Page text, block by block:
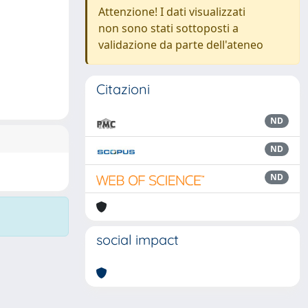
Attenzione! I dati visualizzati
non sono stati sottoposti a
validazione da parte dell'ateneo
Citazioni
ND
ND
ND
social impact